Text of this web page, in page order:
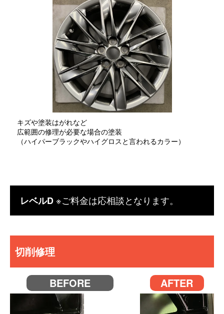
キズや塗装はがれなど
広範囲の修理が必要な場合の塗装
（ハイパーブラックやハイグロスと言われるカラー）
レベルD ※ご料金は応相談となります。
切削修理
BEFORE AFTER